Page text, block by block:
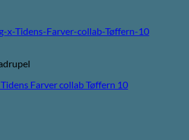
Farver collab Tøffern 10